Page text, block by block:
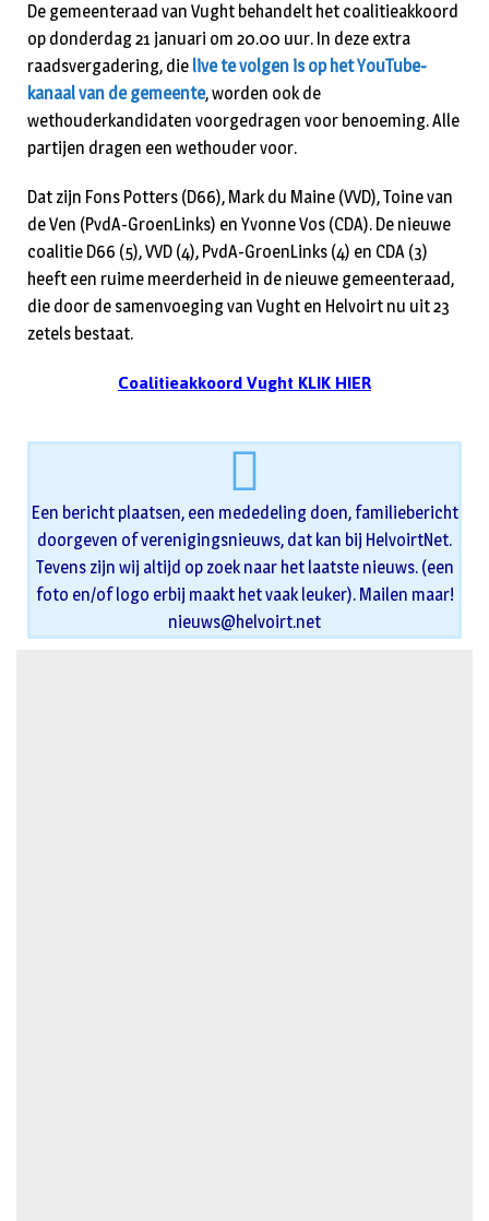
De gemeenteraad van Vught behandelt het coalitieakkoord
op donderdag 21 januari om 20.00 uur. In deze extra
raadsvergadering, die live te volgen is op het YouTube-
kanaal van de gemeente, worden ook de
wethouderkandidaten voorgedragen voor benoeming. Alle
partijen dragen een wethouder voor.
Dat zijn Fons Potters (D66), Mark du Maine (VVD), Toine van
de Ven (PvdA-GroenLinks) en Yvonne Vos (CDA). De nieuwe
coalitie D66 (5), VVD (4), PvdA-GroenLinks (4) en CDA (3)
heeft een ruime meerderheid in de nieuwe gemeenteraad,
die door de samenvoeging van Vught en Helvoirt nu uit 23
zetels bestaat.
Coalitieakkoord Vught KLIK HIER
Een bericht plaatsen, een mededeling doen, familiebericht
doorgeven of verenigingsnieuws, dat kan bij HelvoirtNet.
Tevens zijn wij altijd op zoek naar het laatste nieuws. (een
foto en/of logo erbij maakt het vaak leuker). Mailen maar!
nieuws@helvoirt.net